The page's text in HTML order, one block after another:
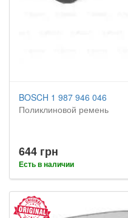
BOSCH 1 987 946 046
Поликлиновой ремень
644 грн
Есть в наличии